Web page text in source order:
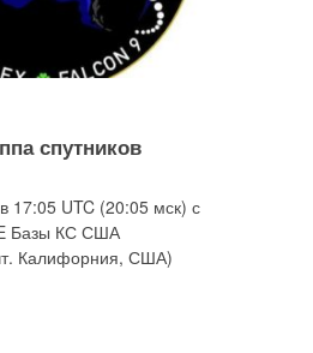
спутников
17:05 UTC (20:05 мск) с
Базы КС США
Калифорния, США)